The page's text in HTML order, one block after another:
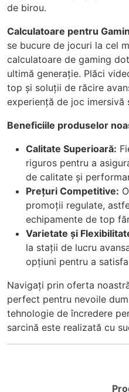
de birou.
Calculatoare pentru
se bucure de jocuri la cel
calculatoare de gaming
ultimă generație. Plăci
top și soluții de răcire
experiență de joc imersivă
Beneficiile produselor
Calitate Superioară:
riguros pentru a
de calitate și
Prețuri Competitive:
promoții regulate,
echipamente de top
Varietate și
la stații de lucru
opțiuni pentru a
Navigați prin oferta
perfect pentru nevoile
tehnologie de încredere
sarcină este realizată cu